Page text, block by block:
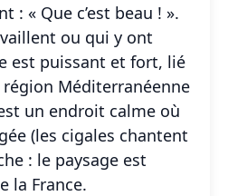
: « Que c’est beau ! ».
ou qui y ont
est puissant et fort, lié
Méditerranéenne
un endroit calme où
(les cigales chantent
: le paysage est
la France.